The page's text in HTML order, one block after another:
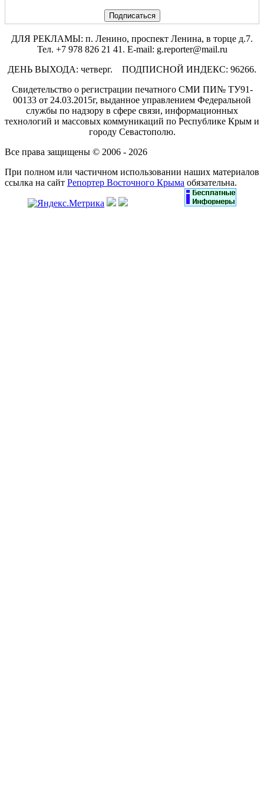
ДЛЯ РЕКЛАМЫ: п. Ленино, проспект Ленина, в торце д.7.
Тел. +7 978 826 21 41. E-mail: g.reporter@mail.ru
ДЕНЬ ВЫХОДА: четверг. ПОДПИСНОЙ ИНДЕКС: 96266.
Свидетельство о регистрации печатного СМИ ПИ№ ТУ91-
00133 от 24.03.2015г, выданное управлением Федеральной
службы по надзору в сфере связи, информационных
технологий и массовых коммуникаций по Республике Крым и
городу Севастополю.
Все права защищены © 2006 - 2026
При полном или частичном использовании наших материалов
ссылка на сайт Репортер Восточного Крыма обязательна.